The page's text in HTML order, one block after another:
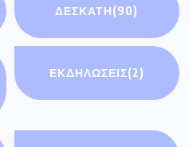
ΔΕΣΚΑΤΗ(90)
ΕΚΔΗΛΩΣΕΙΣ(2)